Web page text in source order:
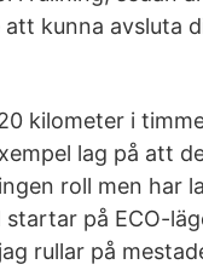
kunna avsluta
kilometer i
lag på att
roll men har
på ECO-
rullar på